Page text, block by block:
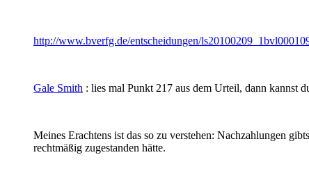
http://www.bverfg.de/entscheidungen/
Gale Smith : lies mal Punkt 217 aus dem Urteil, dann kannst
Meines Erachtens ist das so zu verstehen: Nachzahlungen
rechtmäßig zugestanden hätte.